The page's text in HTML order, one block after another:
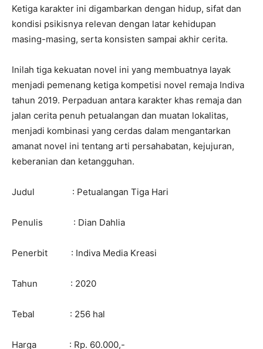
Ketiga karakter ini digambarkan dengan hidup, sifat dan
kondisi psikisnya relevan dengan latar kehidupan
masing-masing, serta konsisten sampai akhir cerita.
Inilah tiga kekuatan novel ini yang membuatnya layak
menjadi pemenang ketiga kompetisi novel remaja Indiva
tahun 2019. Perpaduan antara karakter khas remaja dan
jalan cerita penuh petualangan dan muatan lokalitas,
menjadi kombinasi yang cerdas dalam mengantarkan
amanat novel ini tentang arti persahabatan, kejujuran,
keberanian dan ketangguhan.
Judul : Petualangan Tiga Hari
Penulis : Dian Dahlia
Penerbit : Indiva Media Kreasi
Tahun : 2020
Tebal : 256 hal
Harga : Rp. 60.000,-